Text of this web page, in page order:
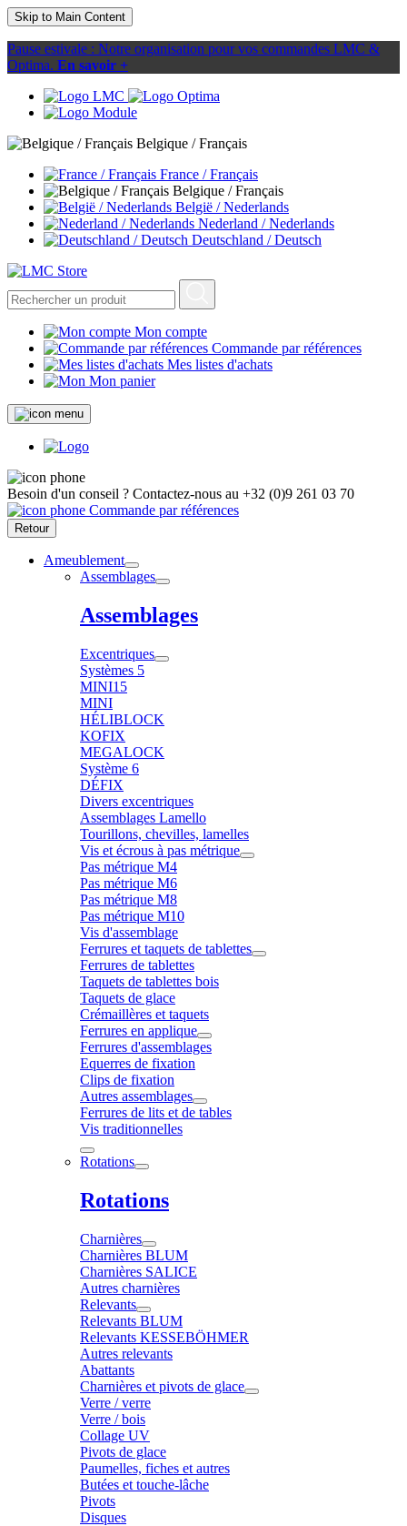
Skip to Main Content
Pause estivale : Notre organisation pour vos commandes LMC &
Optima. En savoir +
Belgique / Français
France / Français
Belgique / Français
België / Nederlands
Nederland / Nederlands
Deutschland / Deutsch
Mon compte
Commande par références
Mes listes d'achats
Mon panier
Besoin d'un conseil ? Contactez-nous au +32 (0)9 261 03 70
Commande par références
Retour
Ameublement
Assemblages
Assemblages
Excentriques
Systèmes 5
MINI15
MINI
HÉLIBLOCK
KOFIX
MEGALOCK
Système 6
DÉFIX
Divers excentriques
Assemblages Lamello
Tourillons, chevilles, lamelles
Vis et écrous à pas métrique
Pas métrique M4
Pas métrique M6
Pas métrique M8
Pas métrique M10
Vis d'assemblage
Ferrures et taquets de tablettes
Ferrures de tablettes
Taquets de tablettes bois
Taquets de glace
Crémaillères et taquets
Ferrures en applique
Ferrures d'assemblages
Equerres de fixation
Clips de fixation
Autres assemblages
Ferrures de lits et de tables
Vis traditionnelles
Rotations
Rotations
Charnières
Charnières BLUM
Charnières SALICE
Autres charnières
Relevants
Relevants BLUM
Relevants KESSEBÖHMER
Autres relevants
Abattants
Charnières et pivots de glace
Verre / verre
Verre / bois
Collage UV
Pivots de glace
Paumelles, fiches et autres
Butées et touche-lâche
Pivots
Disques